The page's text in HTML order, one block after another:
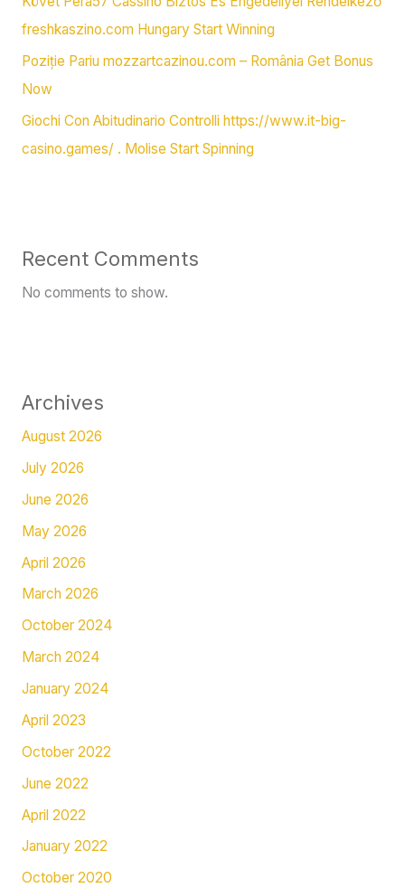
freshkaszino.com Hungary Start Winning
Poziție Pariu mozzartcazinou.com – România Get Bonus
Now
Giochi Con Abitudinario Controlli https://www.it-big-
casino.games/ . Molise Start Spinning
Recent Comments
No comments to show.
Archives
August 2026
July 2026
June 2026
May 2026
April 2026
March 2026
October 2024
March 2024
January 2024
April 2023
October 2022
June 2022
April 2022
January 2022
October 2020